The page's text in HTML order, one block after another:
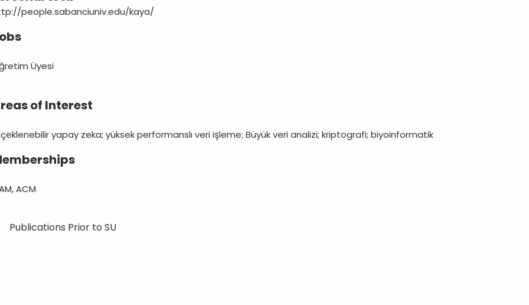
people.sabanciuniv.edu/kaya/
Üyesi
of Interest
yapay zeka; yüksek performanslı veri işleme; Büyük veri analizi; kriptografi; biyoinformatik
ACM
Publications Prior to SU